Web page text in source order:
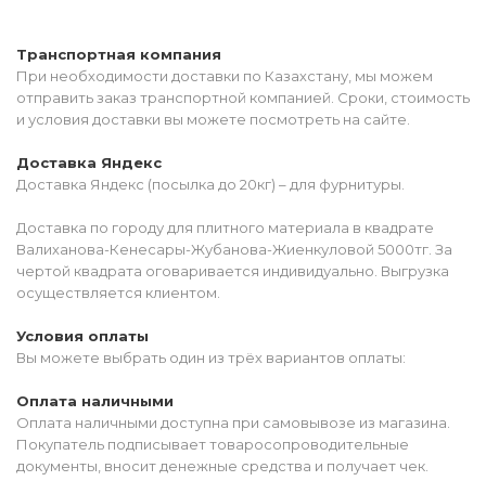
Транспортная компания
При необходимости доставки по Казахстану, мы можем
отправить заказ транспортной компанией. Сроки, стоимость
и условия доставки вы можете посмотреть на сайте.
Доставка Яндекс
Доставка Яндекс (посылка до 20кг) – для фурнитуры.
Доставка по городу для плитного материала в квадрате
Валиханова-Кенесары-Жубанова-Жиенкуловой 5000тг. За
чертой квадрата оговаривается индивидуально. Выгрузка
осуществляется клиентом.
Условия оплаты
Вы можете выбрать один из трёх вариантов оплаты:
Оплата наличными
Оплата наличными доступна при самовывозе из магазина.
Покупатель подписывает товаросопроводительные
документы, вносит денежные средства и получает чек.